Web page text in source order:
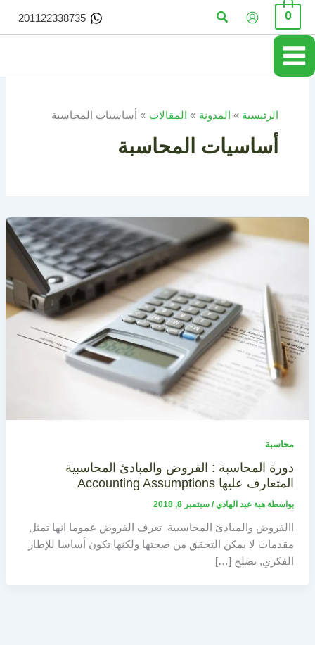
تخطي
المحتوى
0 البحث 201122338735
الرئيسية المدونة المقالات أساسيات المحاسبة
أساسيات المحاسبة
محاسبة
دورة المحاسبة : الفروض والمبادئ المحاسبية
المتعارف عليها Accounting Assumptions
بواسطة هبة عبد الهادي/ سبتمبر 8, 2018
االفروض والمبادئ المحاسبية تعرف الفروض عموما انها تمثل
مقدمات لا يمكن التحقق من صحتها ولكنها تكون أساسا للإطار
الفكري, يصلح […]